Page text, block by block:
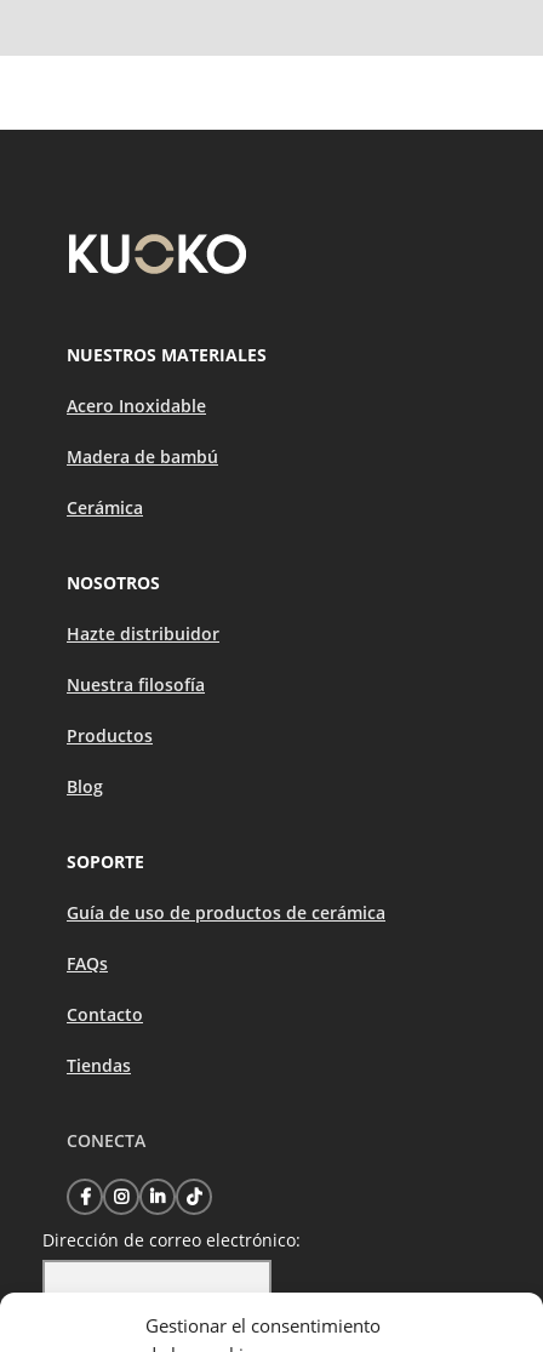
Gestionar el consentimiento
NUESTROS MATERIALES
Acero Inoxidable
Madera de bambú
Cerámica
NOSOTROS
Hazte distribuidor
Nuestra filosofía
Productos
Blog
SOPORTE
Guía de uso de productos de cerámica
FAQs
Contacto
Tiendas
CONECTA
Dirección de correo electrónico:
He leído y acepto la política de privacidad